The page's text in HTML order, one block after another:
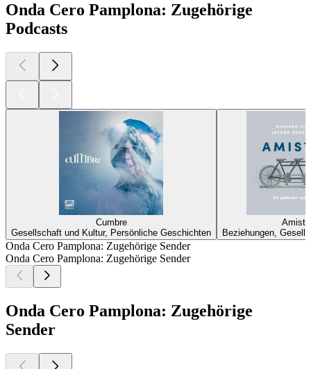
Onda Cero Pamplona: Zugehörige
Podcasts
Cumbre
Gesellschaft und Kultur, Persönliche Geschichten
Beziehungen,
Onda Cero Pamplona: Zugehörige Sender
Onda Cero Pamplona: Zugehörige Sender
Onda Cero Pamplona: Zugehörige
Sender